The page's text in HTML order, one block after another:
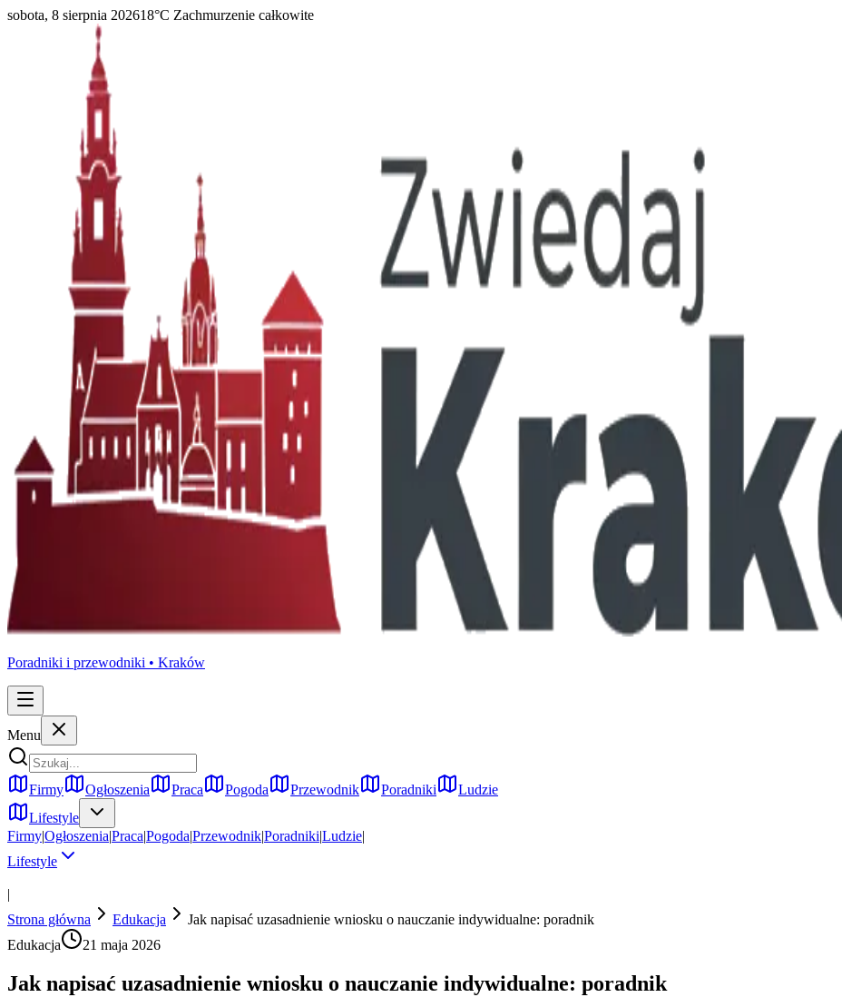
sobota, 8 sierpnia 202618°C Zachmurzenie całkowite
Poradniki i przewodniki • Kraków
Menu
Firmy Ogłoszenia Praca Pogoda Przewodnik Poradniki
Ludzie
Lifestyle
Firmy|Ogłoszenia|Praca|Pogoda|Przewodnik|Poradniki|Ludzie|
Lifestyle
|
Strona główna
Edukacja
Jak napisać uzasadnienie wniosku o nauczanie indywidualne: poradnik
Edukacja
21 maja 2026
Jak napisać uzasadnienie wniosku o nauczanie indywidualne: poradnik